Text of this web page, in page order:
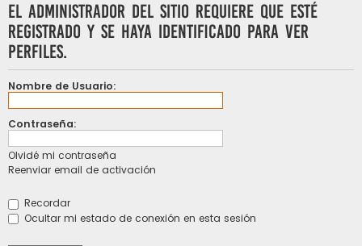
El administrador del sitio requiere que esté
registrado y se haya identificado para ver
perfiles.
Nombre de Usuario:
Contraseña:
Olvidé mi contraseña
Reenviar email de activación
Recordar
Ocultar mi estado de conexión en esta sesión